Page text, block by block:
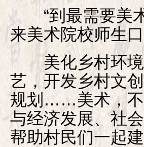
“到最需要美术
来美术院校师生
美化乡村环境
艺，开发乡村文
规划……美术，不
与经济发展、社
帮助村民们一起